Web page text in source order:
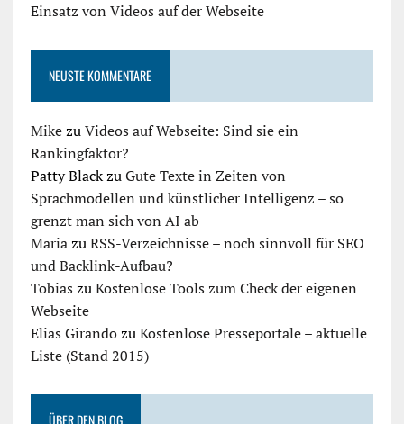
Einsatz von Videos auf der Webseite
NEUSTE KOMMENTARE
MikezuVideos auf Webseite: Sind sie ein
Rankingfaktor?
Patty BlackzuGute Texte in Zeiten von
Sprachmodellen und künstlicher Intelligenz – so
grenzt man sich von AI ab
MariazuRSS-Verzeichnisse – noch sinnvoll für SEO
und Backlink-Aufbau?
Tobias zuKostenlose Tools zum Check der eigenen
Webseite
Elias GirandozuKostenlose Presseportale – aktuelle
Liste (Stand 2015)
ÜBER DEN BLOG